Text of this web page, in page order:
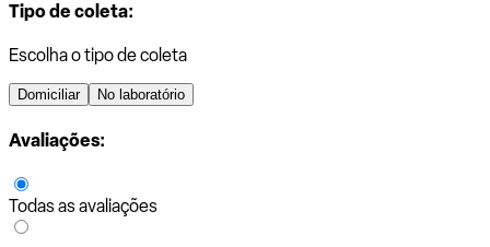
Tipo de coleta:
Escolha o tipo de coleta
Domiciliar No laboratório
Avaliações:
Todas as avaliações